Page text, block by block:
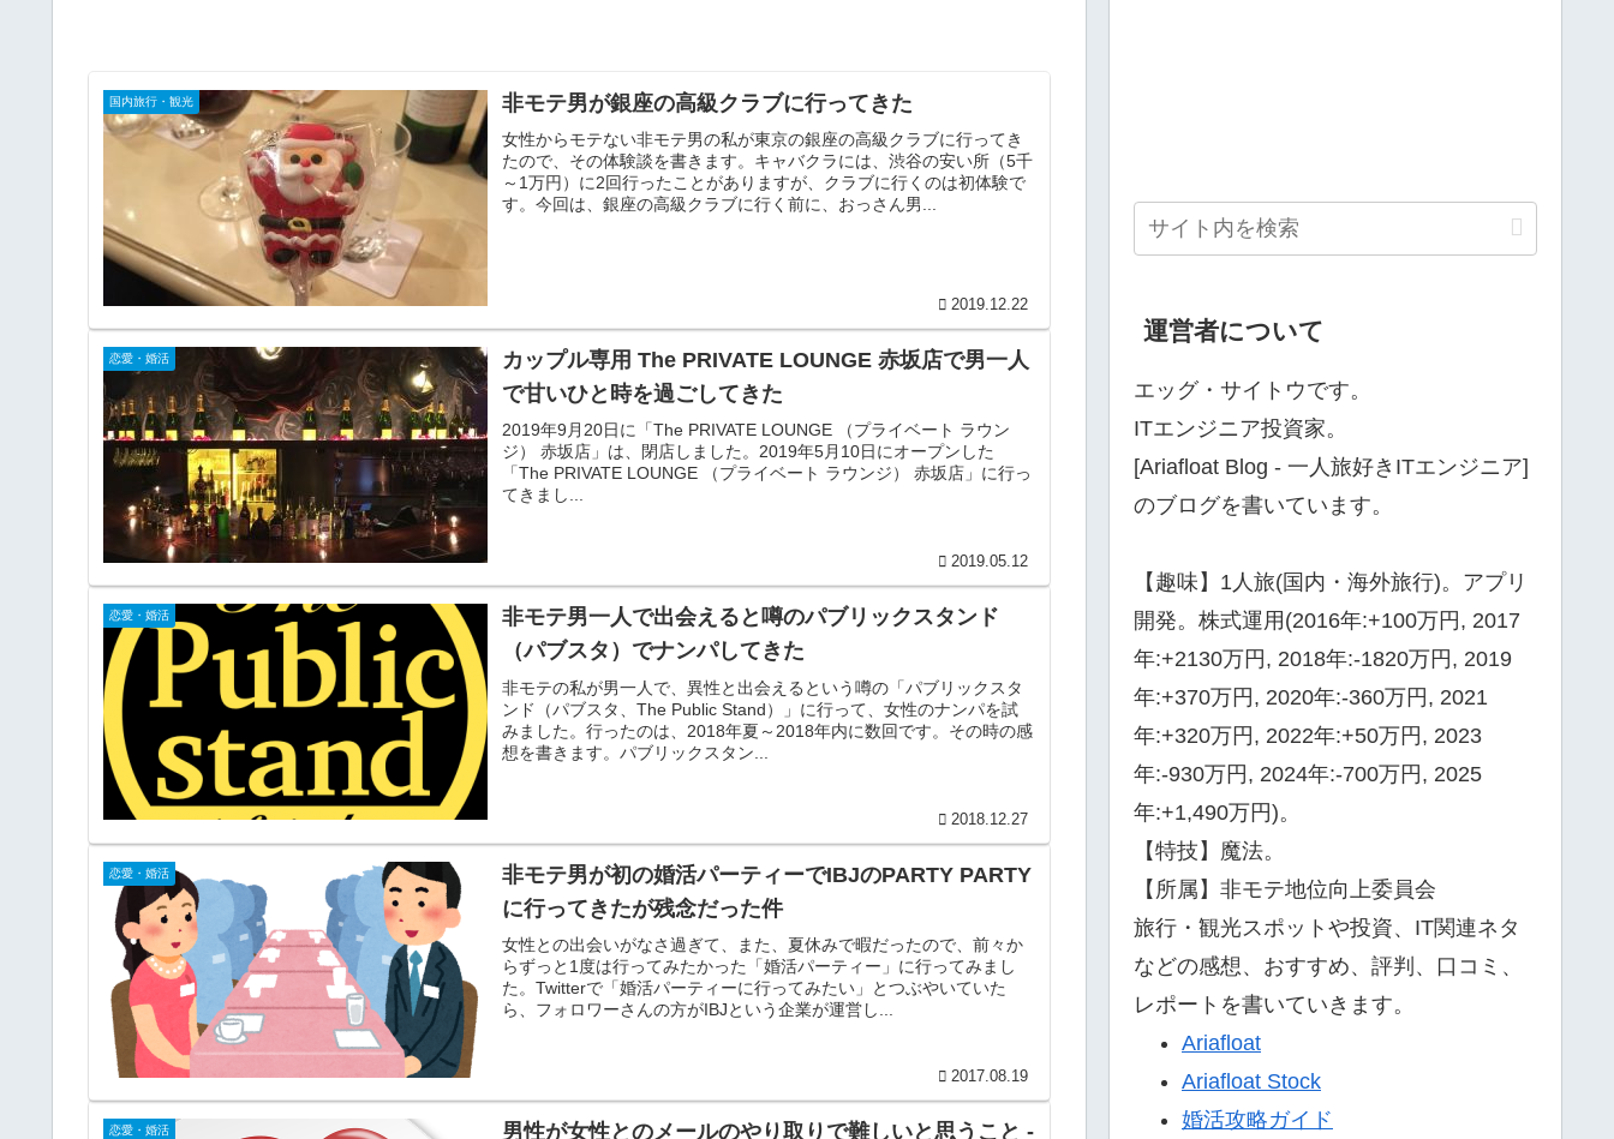
国内旅行・観光 非モテ男が銀座の高級クラブに行ってきた
女性からモテない非モテ男の私が東京の銀座の高級クラブに行ってき
たので、その体験談を書きます。キャバクラには、渋谷の安い所（5千
～1万円）に2回行ったことがありますが、クラブに行くのは初体験で
す。今回は、銀座の高級クラブに行く前に、おっさん男...
2019.12.22
恋愛・婚活
カップル専用 The PRIVATE LOUNGE 赤坂店で男一人
で甘いひと時を過ごしてきた
2019年9月20日に「The PRIVATE LOUNGE （プライベート ラウン
ジ） 赤坂店」は、閉店しました。2019年5月10日にオープンした
「The PRIVATE LOUNGE （プライベート ラウンジ） 赤坂店」に行っ
てきまし...
2019.05.12
恋愛・婚活
非モテ男一人で出会えると噂のパブリックスタンド
（パブスタ）でナンパしてきた
非モテの私が男一人で、異性と出会えるという噂の「パブリックスタ
ンド（パブスタ、The Public Stand）」に行って、女性のナンパを試
みました。行ったのは、2018年夏～2018年内に数回です。その時の感
想を書きます。パブリックスタン...
2018.12.27
恋愛・婚活
非モテ男が初の婚活パーティーでIBJのPARTY PARTY
に行ってきたが残念だった件
女性との出会いがなさ過ぎて、また、夏休みで暇だったので、前々か
らずっと1度は行ってみたかった「婚活パーティー」に行ってみまし
た。Twitterで「婚活パーティーに行ってみたい」とつぶやいていた
ら、フォロワーさんの方がIBJという企業が運営し...
2017.08.19
恋愛・婚活
男性が女性とのメールのやり取りで難しいと思うこと ‐
運営者について
エッグ・サイトウです。
ITエンジニア投資家。
[Ariafloat Blog ‐ 一人旅好きITエンジニア]
のブログを書いています。
【趣味】1人旅(国内・海外旅行)。アプリ
開発。株式運用(2016年:+100万円, 2017
年:+2130万円, 2018年:-1820万円, 2019
年:+370万円, 2020年:-360万円, 2021
年:+320万円, 2022年:+50万円, 2023
年:-930万円, 2024年:-700万円, 2025
年:+1,490万円)。
【特技】魔法。
【所属】非モテ地位向上委員会
旅行・観光スポットや投資、IT関連ネタ
などの感想、おすすめ、評判、口コミ、
レポートを書いていきます。
Ariafloat
Ariafloat Stock
婚活攻略ガイド